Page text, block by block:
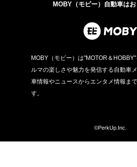
MOBY（モビー）自動車はお
MOBY（モビー）は"MOTOR＆
ルマの楽しさや魅力を発信する自動車
車情報やニュースからエンタメ情報ま
す。
©PerkUp.Inc.